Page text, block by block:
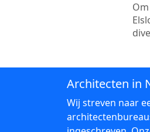
Architecten in
Wij streven naar